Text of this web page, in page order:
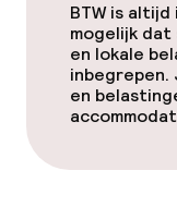
BTW is
mogelijk dat
en lokale
en